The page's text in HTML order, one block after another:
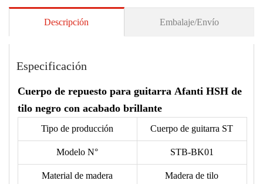
Descripción Embalaje/Envío
Especificación
Cuerpo de repuesto para guitarra Afanti HSH de
tilo negro con acabado brillante
Tipo de producción Cuerpo de guitarra ST
Modelo N° STB-BK01
Material de madera Madera de tilo